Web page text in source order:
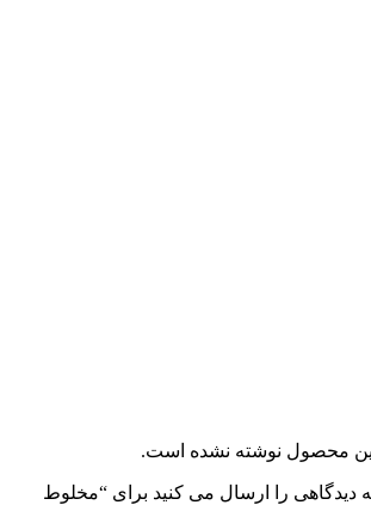
محصول نوشته نشده است.
دیدگاهی را ارسال می کنید برای “مخلوط